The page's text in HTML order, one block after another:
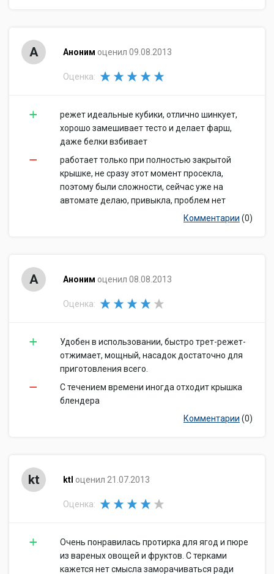
А Аноним оценил 09.08.2013
Оценка:
режет идеальные кубики, отлично шинкует,
хорошо замешивает тесто и делает фарш,
даже белки взбивает
работает только при полностью закрытой
крышке, не сразу этот момент просекла,
поэтому были сложности, сейчас уже на
автомате делаю, привыкла, проблем нет
Комментарии (0)
А Аноним оценил 08.08.2013
Оценка:
Удобен в использовании, быстро трет-режет-
отжимает, мощный, насадок достаточно для
приготовления всего.
С течением времени иногда отходит крышка
блендера
Комментарии (0)
kt ktl оценил 21.07.2013
Оценка:
Очень понравилась протирка для ягод и пюре
из вареных овощей и фруктов. С терками
кажется нет смысла заморачиваться ради